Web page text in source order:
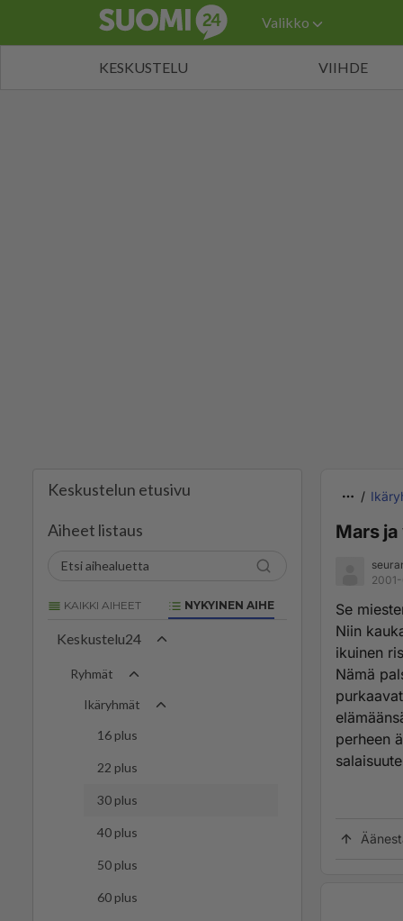
Valikko
KESKUSTELU VIIHDE
Keskustelun etusivu
Aiheet listaus
KAIKKI AIHEET NYKYINEN AIHE
Keskustelu24
Ryhmät
Ikäryhmät
16 plus
22 plus
30 plus
40 plus
50 plus
60 plus
Mars ja
Se
Niin
ikuinen
Nämä
perheen